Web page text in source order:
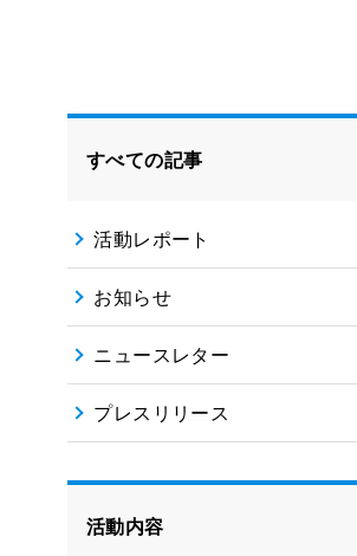
すべての記事
活動レポート
お知らせ
ニュースレター
プレスリリース
活動内容